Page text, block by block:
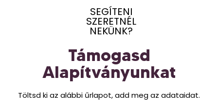
SEGÍTENI
SZERETNÉL
NEKÜNK?
Támogasd
Alapítványunkat
Töltsd ki az alábbi űrlapot, add meg az adataidat.